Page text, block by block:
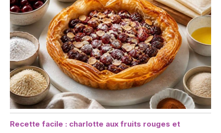
Recette facile : charlotte aux fruits rouges et